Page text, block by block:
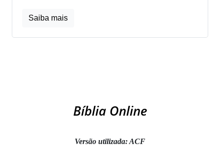
Saiba mais
Bíblia Online
Versão utilizada: ACF